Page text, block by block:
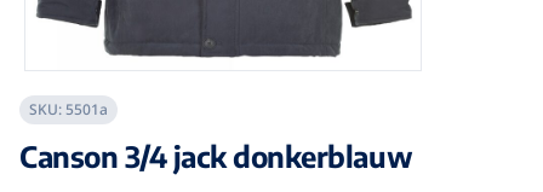
SKU:5501a
Canson 3/4 jack donkerblauw